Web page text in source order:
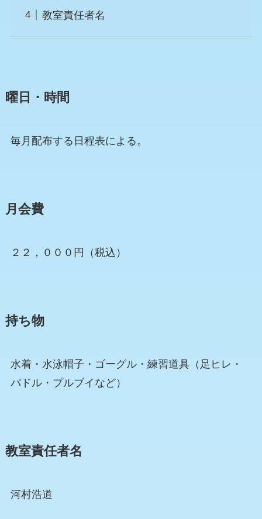
教室責任者名
曜日・時間
毎月配布する日程表による。
月会費
２２，０００円（税込）
持ち物
水着・水泳帽子・ゴーグル・練習道具（足ヒレ・
パドル・プルブイなど）
教室責任者名
河村浩道